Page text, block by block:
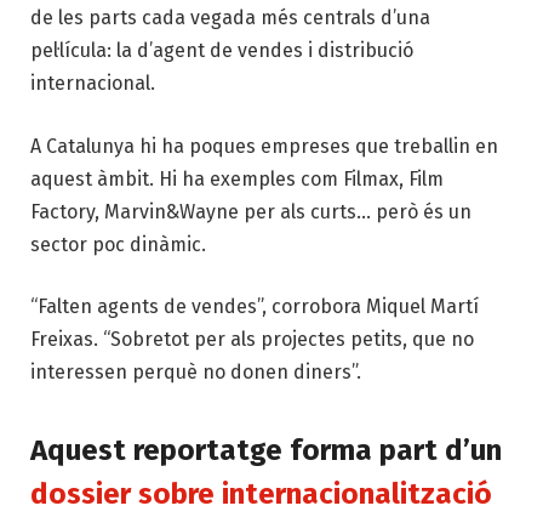
de les parts cada vegada més centrals d’una
pel·lícula: la d’agent de vendes i distribució
internacional.
A Catalunya hi ha poques empreses que treballin en
aquest àmbit. Hi ha exemples com Filmax, Film
Factory, Marvin&Wayne per als curts… però és un
sector poc dinàmic.
“Falten agents de vendes”, corrobora Miquel Martí
Freixas. “Sobretot per als projectes petits, que no
interessen perquè no donen diners”.
Aquest reportatge forma part d’un
dossier sobre internacionalització